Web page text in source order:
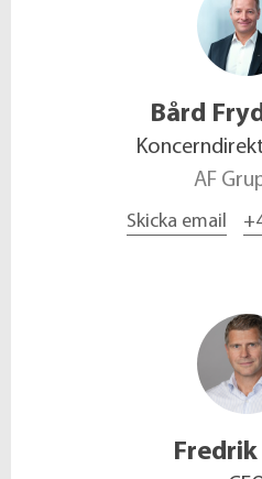
Bård
AF
Skicka email
Fredrik